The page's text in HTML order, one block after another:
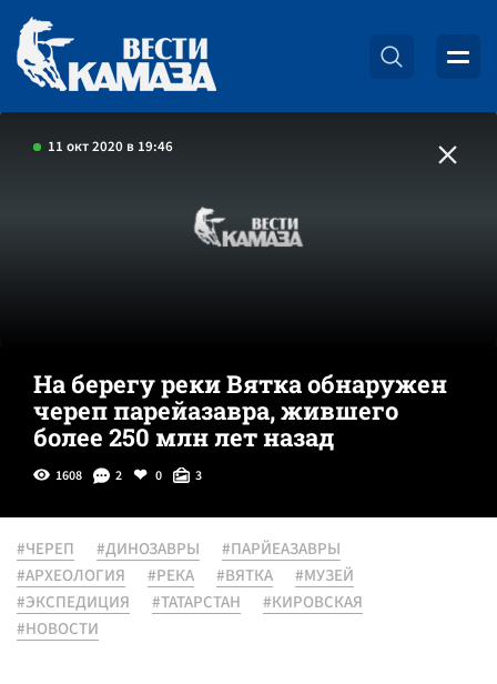
11 окт 2020 в 19:46
На берегу реки Вятка обнаружен
череп парейазавра, жившего
более 250 млн лет назад
1608 2 0 3
#ЧЕРЕП #ДИНОЗАВРЫ
#ПАРЙЕАЗАВРЫ
#АРХЕОЛОГИЯ
#РЕКА #ВЯТКА
#МУЗЕЙ
#ЭКСПЕДИЦИЯ
#ТАТАРСТАН
#КИРОВСКАЯ
#НОВОСТИ